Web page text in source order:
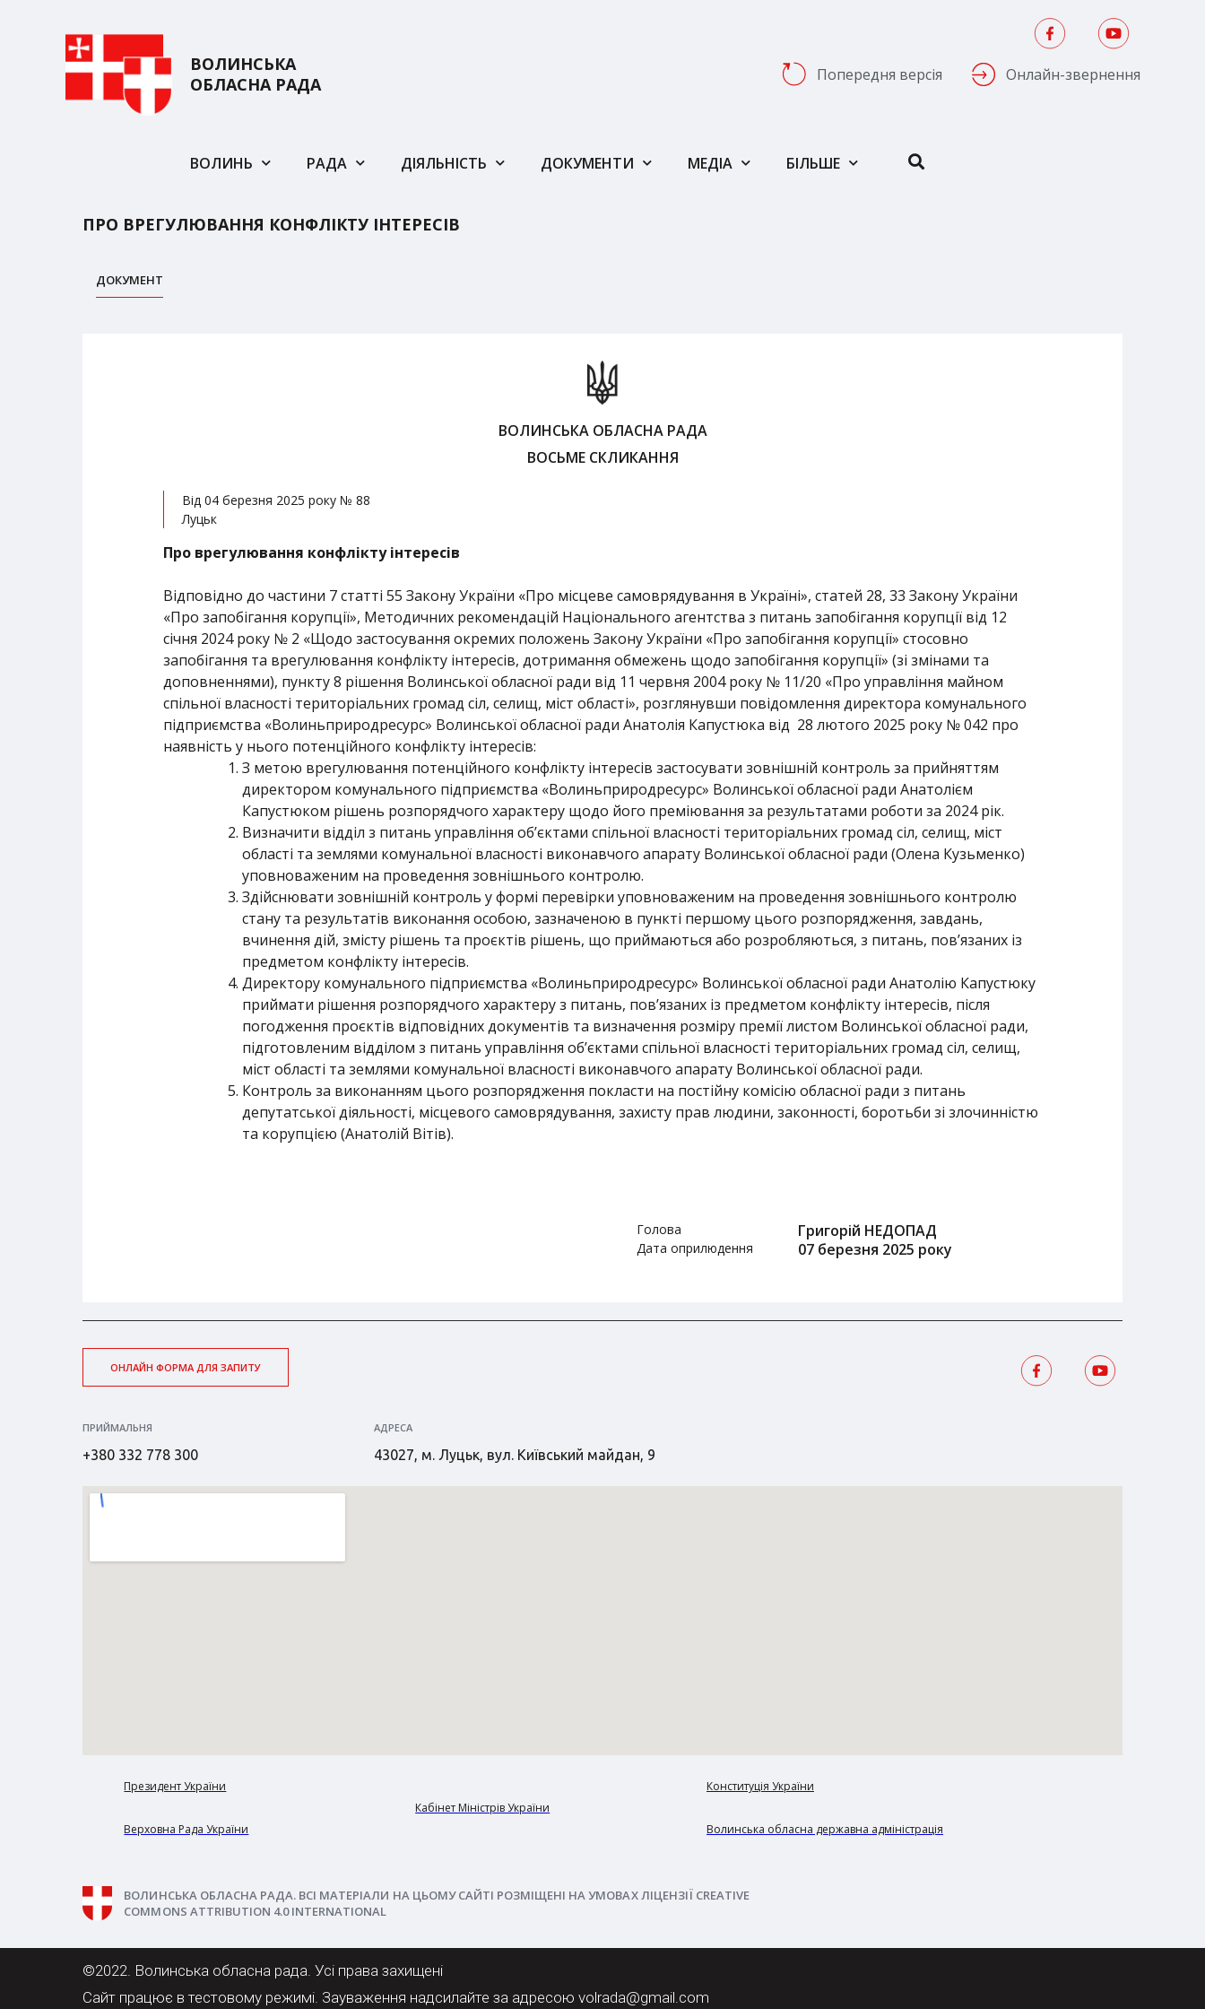
ВОЛИНСЬКА
ОБЛАСНА РАДА
Попередня версія Онлайн-звернення
ВОЛИНЬ РАДА ДІЯЛЬНІСТЬ ДОКУМЕНТИ МЕДІА БІЛЬШЕ
ПРО ВРЕГУЛЮВАННЯ КОНФЛІКТУ ІНТЕРЕСІВ
ДОКУМЕНТ
ВОЛИНСЬКА ОБЛАСНА РАДА
ВОСЬМЕ СКЛИКАННЯ
Від 04 березня 2025 року № 88
Луцьк
Про врегулювання конфлікту інтересів
Відповідно до частини 7 статті 55 Закону України «Про місцеве самоврядування в Україні», статей 28, 33 Закону України
«Про запобігання корупції», Методичних рекомендацій Національного агентства з питань запобігання корупції від 12
січня 2024 року № 2 «Щодо застосування окремих положень Закону України «Про запобігання корупції» стосовно
запобігання та врегулювання конфлікту інтересів, дотримання обмежень щодо запобігання корупції» (зі змінами та
доповненнями), пункту 8 рішення Волинської обласної ради від 11 червня 2004 року № 11/20 «Про управління майном
спільної власності територіальних громад сіл, селищ, міст області», розглянувши повідомлення директора комунального
підприємства «Волиньприродресурс» Волинської обласної ради Анатолія Капустюка від 28 лютого 2025 року № 042 про
наявність у нього потенційного конфлікту інтересів:
З метою врегулювання потенційного конфлікту інтересів застосувати зовнішній контроль за прийняттям
директором комунального підприємства «Волиньприродресурс» Волинської обласної ради Анатолієм
Капустюком рішень розпорядчого характеру щодо його преміювання за результатами роботи за 2024 рік.
Визначити відділ з питань управління об’єктами спільної власності територіальних громад сіл, селищ, міст
області та землями комунальної власності виконавчого апарату Волинської обласної ради (Олена Кузьменко)
уповноваженим на проведення зовнішнього контролю.
Здійснювати зовнішній контроль у формі перевірки уповноваженим на проведення зовнішнього контролю
стану та результатів виконання особою, зазначеною в пункті першому цього розпорядження, завдань,
вчинення дій, змісту рішень та проєктів рішень, що приймаються або розробляються, з питань, пов’язаних із
предметом конфлікту інтересів.
Директору комунального підприємства «Волиньприродресурс» Волинської обласної ради Анатолію Капустюку
приймати рішення розпорядчого характеру з питань, пов’язаних із предметом конфлікту інтересів, після
погодження проєктів відповідних документів та визначення розміру премії листом Волинської обласної ради,
підготовленим відділом з питань управління об’єктами спільної власності територіальних громад сіл, селищ,
міст області та землями комунальної власності виконавчого апарату Волинської обласної ради.
Контроль за виконанням цього розпорядження покласти на постійну комісію обласної ради з питань
депутатської діяльності, місцевого самоврядування, захисту прав людини, законності, боротьби зі злочинністю
та корупцією (Анатолій Вітів).
Голова Григорій НЕДОПАД
Дата оприлюдення 07 березня 2025 року
ОНЛАЙН ФОРМА ДЛЯ ЗАПИТУ
ПРИЙМАЛЬНЯ
+380 332 778 300
АДРЕСА
43027, м. Луцьк, вул. Київський майдан, 9
Президент України
Верховна Рада України
Кабінет Міністрів України
Конституція України
Волинська обласна державна адміністрація
ВОЛИНСЬКА ОБЛАСНА РАДА. ВСІ МАТЕРІАЛИ НА ЦЬОМУ САЙТІ РОЗМІЩЕНІ НА УМОВАХ ЛІЦЕНЗІЇ CREATIVE
COMMONS ATTRIBUTION 4.0 INTERNATIONAL
©2022. Волинська обласна рада. Усі права захищені
Сайт працює в тестовому режимі. Зауваження надсилайте за адресою volrada@gmail.com